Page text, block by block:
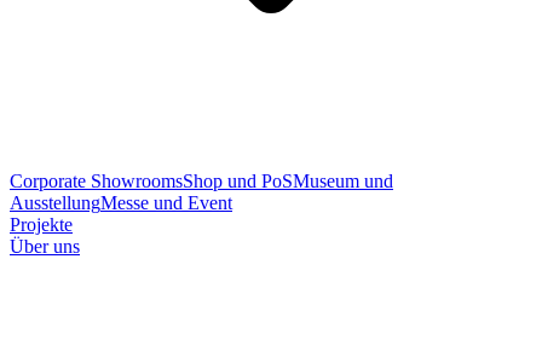
Corporate ShowroomsShop und PoSMuseum und
AusstellungMesse und Event
Projekte
Über uns